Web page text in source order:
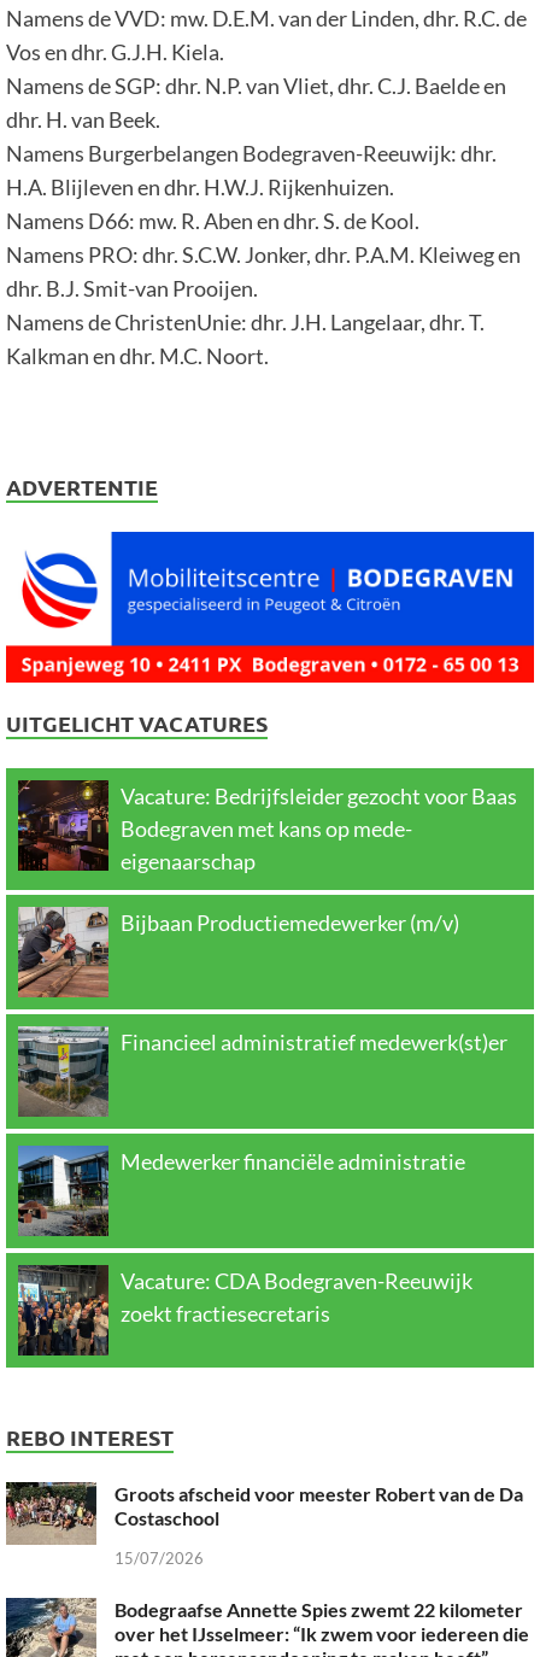
Namens de VVD: mw. D.E.M. van der Linden, dhr. R.C. de
Vos en dhr. G.J.H. Kiela.
Namens de SGP: dhr. N.P. van Vliet, dhr. C.J. Baelde en
dhr. H. van Beek.
Namens Burgerbelangen Bodegraven-Reeuwijk: dhr.
H.A. Blijleven en dhr. H.W.J. Rijkenhuizen.
Namens D66: mw. R. Aben en dhr. S. de Kool.
Namens PRO: dhr. S.C.W. Jonker, dhr. P.A.M. Kleiweg en
dhr. B.J. Smit-van Prooijen.
Namens de ChristenUnie: dhr. J.H. Langelaar, dhr. T.
Kalkman en dhr. M.C. Noort.
ADVERTENTIE
UITGELICHT VACATURES
Vacature: Bedrijfsleider gezocht voor Baas
Bodegraven met kans op mede-
eigenaarschap
Bijbaan Productiemedewerker (m/v)
Financieel administratief medewerk(st)er
Medewerker financiële administratie
Vacature: CDA Bodegraven-Reeuwijk
zoekt fractiesecretaris
REBO INTEREST
Groots afscheid voor meester Robert van de Da
Costaschool
15/07/2026
Bodegraafse Annette Spies zwemt 22 kilometer
over het IJsselmeer: “Ik zwem voor iedereen die